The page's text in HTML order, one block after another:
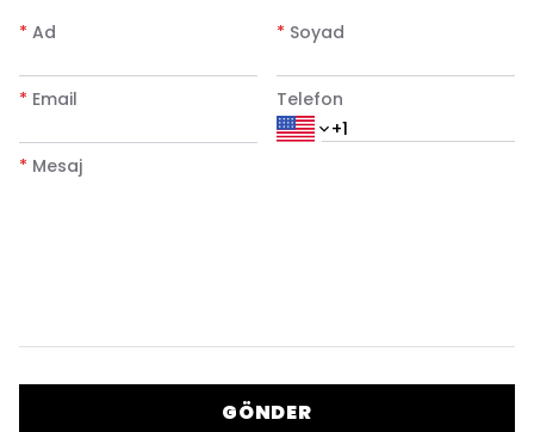
* Ad * Soyad
* Email Telefon
* Mesaj
GÖNDER